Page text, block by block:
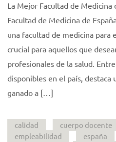
La Mejor Facultad de Medicina
Facultad de Medicina de
una facultad de medicina para
crucial para aquellos que
profesionales de la salud.
disponibles en el país, destaca
ganado a […]
calidad cuerpo docente
empleabilidad
españa